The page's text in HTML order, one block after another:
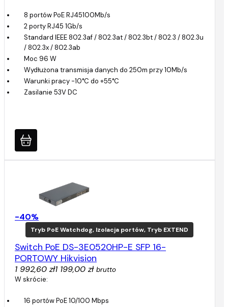
8 portów PoE RJ45100Mb/s
2 porty RJ45 1Gb/s
Standard IEEE 802.3af / 802.3at / 802.3bt / 802.3 / 802.3u
/ 802.3x / 802.3ab
Moc 96 W
Wydłużona transmisja danych do 250m przy 10Mb/s
Warunki pracy -10°C do +55°C
Zasilanie 53V DC
-40%
Tryb PoE Watchdog, Izolacja portów, Tryb EXTEND
Switch PoE DS-3E0520HP-E SFP 16-
PORTOWY Hikvision
1 992,60 zł1 199,00 zł brutto
W skrócie:
16 portów PoE 10/100 Mbps